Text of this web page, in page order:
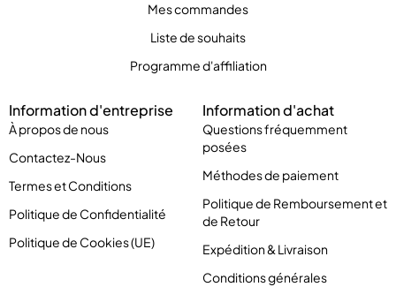
Mes commandes
Liste de souhaits
Programme d'affiliation
Information d'entreprise
À propos de nous
Contactez-Nous
Termes et Conditions
Politique de Confidentialité
Politique de Cookies (UE)
Information d'achat
Questions fréquemment
posées
Méthodes de paiement
Politique de Remboursement et
de Retour
Expédition & Livraison
Conditions générales